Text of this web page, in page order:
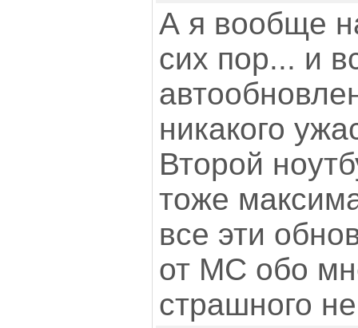
А я вообще
сих пор... и
никакого
Второй
тоже
все эти
от МС обо
страшного